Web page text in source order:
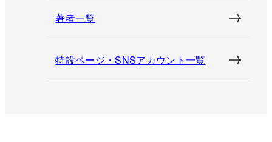
著者一覧
特設ページ・SNSアカウント一覧